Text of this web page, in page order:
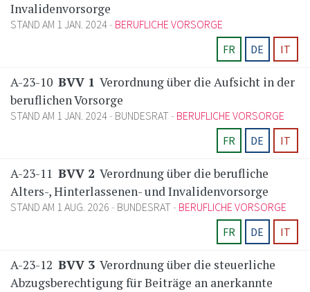
Invalidenvorsorge
STAND AM 1 JAN. 2024 BERUFLICHE VORSORGE
FR
DE IT
A-23-10 BVV 1 Verordnung über die Aufsicht in der
beruflichen Vorsorge
STAND AM 1 JAN. 2024 BUNDESRAT BERUFLICHE VORSORGE
FR
DE IT
A-23-11 BVV 2 Verordnung über die berufliche
Alters-, Hinterlassenen- und Invalidenvorsorge
STAND AM 1 AUG. 2026 BUNDESRAT BERUFLICHE VORSORGE
FR
DE IT
A-23-12 BVV 3 Verordnung über die steuerliche
Abzugsberechtigung für Beiträge an anerkannte